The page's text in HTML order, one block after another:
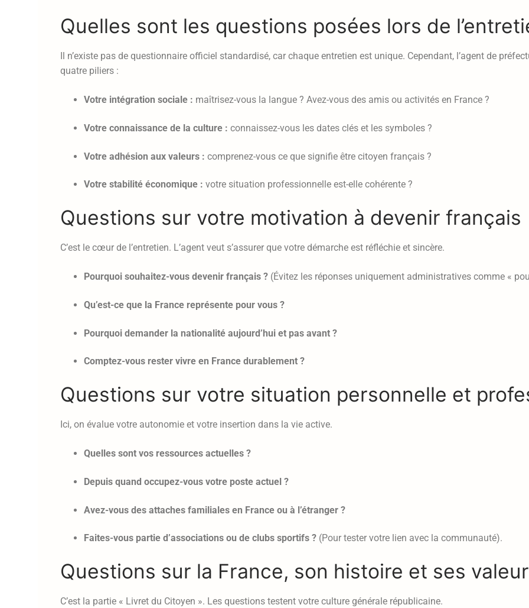
Quelles sont les questions posées lors de
Il n’existe pas de questionnaire officiel standardisé, car chaque entretien est unique. Cependant, l’agent de
quatre piliers :
Votre intégration sociale : maîtrisez-vous la langue ? Avez-vous des amis ou activités en France ?
Votre connaissance de la culture : connaissez-vous les dates clés et les symboles ?
Votre adhésion aux valeurs : comprenez-vous ce que signifie être citoyen français ?
Votre stabilité économique : votre situation professionnelle est-elle cohérente ?
Questions sur votre motivation à devenir français
C’est le cœur de l’entretien. L’agent veut s’assurer que votre démarche est réfléchie et sincère.
Pourquoi souhaitez-vous devenir français ? (Évitez les réponses uniquement administratives comme «
Qu’est-ce que la France représente pour vous ?
Pourquoi demander la nationalité aujourd’hui et pas avant ?
Comptez-vous rester vivre en France durablement ?
Questions sur votre situation personnelle et
Ici, on évalue votre autonomie et votre insertion dans la vie active.
Quelles sont vos ressources actuelles ?
Depuis quand occupez-vous votre poste actuel ?
Avez-vous des attaches familiales en France ou à l’étranger ?
Faites-vous partie d’associations ou de clubs sportifs ? (Pour tester votre lien avec la communauté).
Questions sur la France, son histoire et ses
C’est la partie « Livret du Citoyen ». Les questions testent votre culture générale républicaine.